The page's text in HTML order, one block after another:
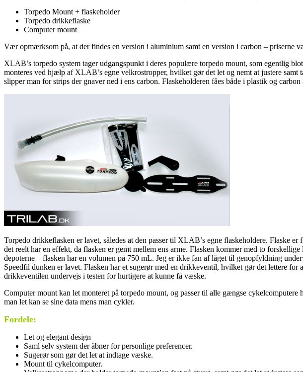
Torpedo Mount + flaskeholder
Torpedo drikkeflaske
Computer mount
Vær opmærksom på, at der findes en version i aluminium samt en version i carbon – priserne
XLAB’s torpedo system tager udgangspunkt i deres populære torpedo mount, som egentlig
monteres ved hjælp af XLAB’s egne velkrostropper, hvilket gør det let og nemt at justere
slipper man for strips der gnaver ned i ens carbon. Flaskeholderen fåes både i plastik og
Torpedo drikkeflasken er lavet, således at den passer til XLAB’s egne flaskeholdere. Flaske
det reelt har en effekt, da flasken er gemt mellem ens arme. Flasken kommer med to
depoterne – flasken har en volumen på 750 mL. Jeg er ikke fan af låget til genopfyldning
Speedfil dunken er lavet. Flasken har et sugerør med en drikkeventil, hvilket gør det lettere
drikkeventilen undervejs i testen for hurtigere at kunne få væske.
Computer mount kan let monteret på torpedo mount, og passer til alle gængse
man let kan se sine data mens man cykler.
Fordele:
Let og elegant design
Saml selv system der åbner for personlige preferencer.
Sugerør som gør det let at indtage væske.
Mount til cykelcomputer.